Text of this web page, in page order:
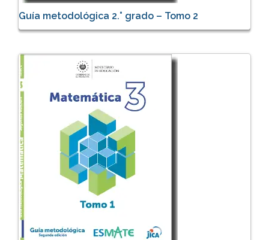
Guía metodológica 2.° grado – Tomo 2